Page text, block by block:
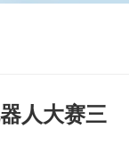
人大赛三